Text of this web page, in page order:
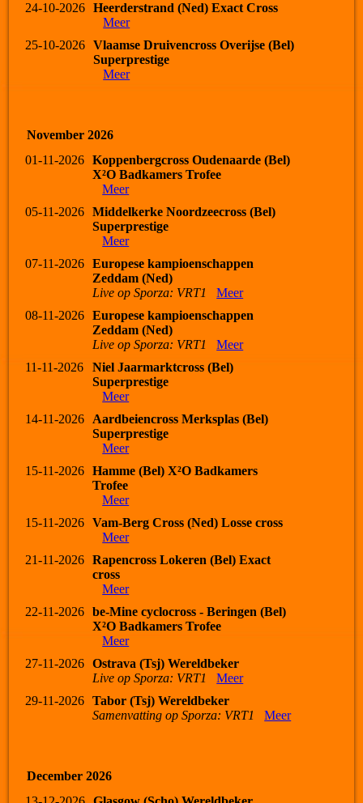
24-10-2026
Heerderstrand (Ned) Exact Cross
Meer
25-10-2026
Vlaamse Druivencross Overijse (Bel)
Superprestige
Meer
November 2026
01-11-2026
Koppenbergcross Oudenaarde (Bel)
X²O Badkamers Trofee
Meer
05-11-2026
Middelkerke Noordzeecross (Bel)
Superprestige
Meer
07-11-2026
Europese kampioenschappen
Zeddam (Ned)
Live op Sporza: VRT1
Meer
08-11-2026
Europese kampioenschappen
Zeddam (Ned)
Live op Sporza: VRT1
Meer
11-11-2026
Niel Jaarmarktcross (Bel)
Superprestige
Meer
14-11-2026
Aardbeiencross Merksplas (Bel)
Superprestige
Meer
15-11-2026
Hamme (Bel) X²O Badkamers
Trofee
Meer
15-11-2026
Vam-Berg Cross (Ned) Losse cross
Meer
21-11-2026
Rapencross Lokeren (Bel) Exact
cross
Meer
22-11-2026
be-Mine cyclocross - Beringen (Bel)
X²O Badkamers Trofee
Meer
27-11-2026
Ostrava (Tsj) Wereldbeker
Live op Sporza: VRT1
Meer
29-11-2026
Tabor (Tsj) Wereldbeker
Samenvatting op Sporza: VRT1
Meer
December 2026